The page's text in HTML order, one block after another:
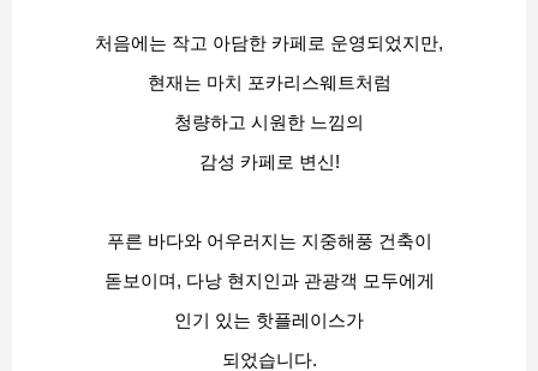
처음에는 작고 아담한 카페로 운영되었지만,
현재는 마치 포카리스웨트처럼
청량하고 시원한 느낌의
감성 카페로 변신!
푸른 바다와 어우러지는 지중해풍 건축이
돋보이며, 다낭 현지인과 관광객 모두에게
인기 있는 핫플레이스가
되었습니다.